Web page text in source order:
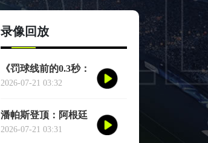
录像回放
《罚球线前的0.3秒：
心理战场如何颠覆世
2026-07-21 03:32
潘帕斯登顶：阿根廷
冠军征程完整实录
2026-07-21 03:31